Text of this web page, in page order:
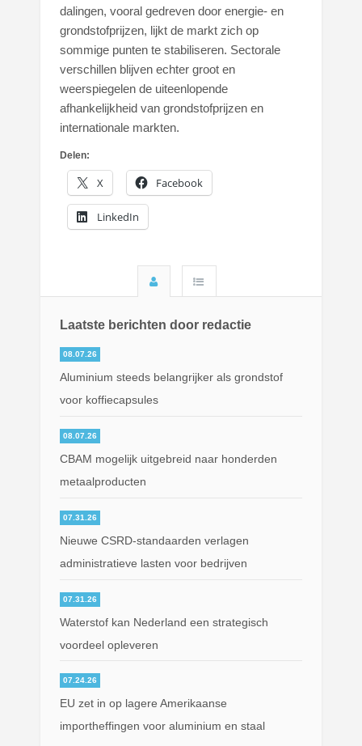
dalingen, vooral gedreven door energie- en
grondstofprijzen, lijkt de markt zich op
sommige punten te stabiliseren. Sectorale
verschillen blijven echter groot en
weerspiegelen de uiteenlopende
afhankelijkheid van grondstofprijzen en
internationale markten.
Delen:
X Facebook
LinkedIn
Laatste berichten door redactie
08.07.26
Aluminium steeds belangrijker als grondstof
voor koffiecapsules
08.07.26
CBAM mogelijk uitgebreid naar honderden
metaalproducten
07.31.26
Nieuwe CSRD-standaarden verlagen
administratieve lasten voor bedrijven
07.31.26
Waterstof kan Nederland een strategisch
voordeel opleveren
07.24.26
EU zet in op lagere Amerikaanse
importheffingen voor aluminium en staal